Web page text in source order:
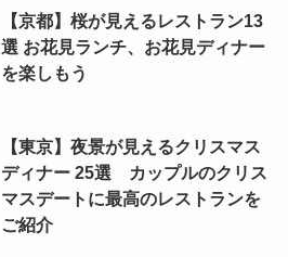
【京都】桜が見えるレストラン13
選 お花見ランチ、お花見ディナー
を楽しもう
【東京】夜景が見えるクリスマス
ディナー 25選 カップルのクリス
マスデートに最高のレストランを
ご紹介